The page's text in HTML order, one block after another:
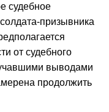
судебное
призывника
от судебного
выводами
продолжить